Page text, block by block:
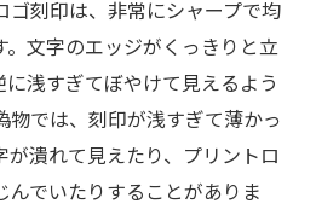
ゴ刻印は、非常にシャープで均
。文字のエッジがくっきりと立
浅すぎてぼやけて見えるよう
物では、刻印が浅すぎて薄かっ
が潰れて見えたり、プリントロ
んでいたりすることがありま